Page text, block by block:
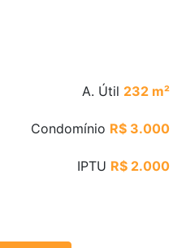
A. Útil 232 m²
Condomínio R$ 3.000
IPTU R$ 2.000